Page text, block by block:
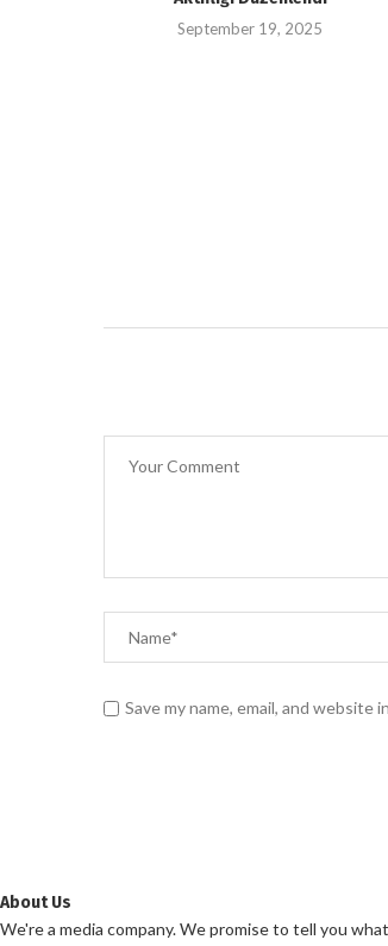
September 19, 2025
Save my name, email, and
About Us
We're a media company. We promise to tell you